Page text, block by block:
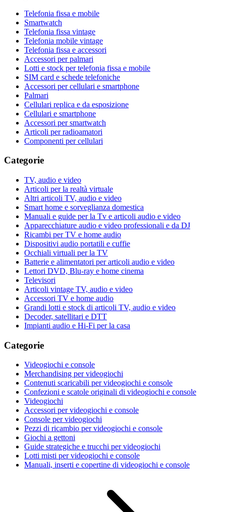
Telefonia fissa e mobile
Smartwatch
Telefonia fissa vintage
Telefonia mobile vintage
Telefonia fissa e accessori
Accessori per palmari
Lotti e stock per telefonia fissa e mobile
SIM card e schede telefoniche
Accessori per cellulari e smartphone
Palmari
Cellulari replica e da esposizione
Cellulari e smartphone
Accessori per smartwatch
Articoli per radioamatori
Componenti per cellulari
Categorie
TV, audio e video
Articoli per la realtà virtuale
Altri articoli TV, audio e video
Smart home e sorveglianza domestica
Manuali e guide per la Tv e articoli audio e video
Apparecchiature audio e video professionali e da DJ
Ricambi per TV e home audio
Dispositivi audio portatili e cuffie
Occhiali virtuali per la TV
Batterie e alimentatori per articoli audio e video
Lettori DVD, Blu-ray e home cinema
Televisori
Articoli vintage TV, audio e video
Accessori TV e home audio
Grandi lotti e stock di articoli TV, audio e video
Decoder, satellitari e DTT
Impianti audio e Hi-Fi per la casa
Categorie
Videogiochi e console
Merchandising per videogiochi
Contenuti scaricabili per videogiochi e console
Confezioni e scatole originali di videogiochi e console
Videogiochi
Accessori per videogiochi e console
Console per videogiochi
Pezzi di ricambio per videogiochi e console
Giochi a gettoni
Guide strategiche e trucchi per videogiochi
Lotti misti per videogiochi e console
Manuali, inserti e copertine di videogiochi e console